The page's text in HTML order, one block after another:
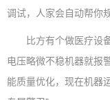
调试，人家会自动帮你
比方有个做医疗设备
电压略微不稳机器就报
能质量优化，现在机器